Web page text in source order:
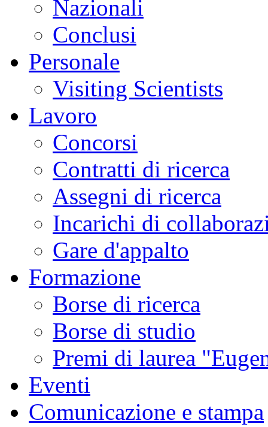
Nazionali
Conclusi
Personale
Visiting Scientists
Lavoro
Concorsi
Contratti di ricerca
Assegni di ricerca
Incarichi di
Gare d'appalto
Formazione
Borse di ricerca
Borse di studio
Premi di laurea
Eventi
Comunicazione e stampa